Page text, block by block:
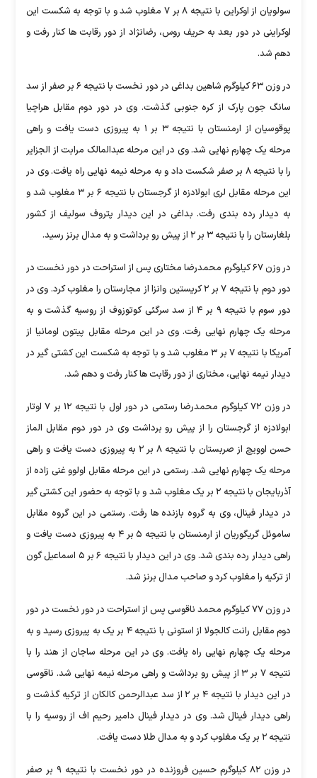
سولویان از اوکراین با نتیجه ۸ بر ۷ مغلوب شد و با توجه به شکست این
اوکراینی در دور بعد به حریف روس، رضانژاد از دور رقابت ها کنار رفت و
دهم شد.
در وزن ۶۳ کیلوگرم شاهین بداغی در دور نخست با نتیجه ۶ بر صفر از سد
سانگ جون پارک از کره جنوبی گذشت. وی در دور دوم مقابل هراچیا
پوقوسیان از ارمنستان با نتیجه ۳ بر ۱ به پیروزی دست یافت و راهی
مرحله یک چهارم نهایی شد. وی در این مرحله عبدالمالک مرابت از الجزایر
را با نتیجه ۸ بر صفر شکست داد و به مرحله نیمه نهایی راه یافت. وی در
این مرحله مقابل لری ابولادزه از گرجستان با نتیجه ۶ بر ۳ مغلوب شد و
به دیدار رده بندی رفت. بداغی در این دیدار پتروف سولیف از کشور
بلغارستان را با نتیجه ۳ بر ۲ از پیش رو برداشت و به مدال برنز رسید.
در وزن ۶۷ کیلوگرم محمدرضا مختاری پس از استراحت در دور نخست در
دور دوم با نتیجه ۷ بر ۲ کریستین وانزا از مجارستان را مغلوب کرد. وی در
دور سوم با نتیجه ۹ بر ۴ از سد سرگئی کوتوزوف از روسیه گذشت و به
مرحله یک چهارم نهایی رفت. وی در این مرحله مقابل پیتون اومانیا از
آمریکا با نتیجه ۷ بر ۳ مغلوب شد و با توجه به شکست این کشتی گیر در
دیدار نیمه نهایی، مختاری از دور رقابت ها کنار رفت و دهم شد.
در وزن ۷۲ کیلوگرم محمدرضا رستمی در دور اول با نتیجه ۱۲ بر ۷ اوتار
ابولادزه از گرجستان را از پیش رو برداشت وی در دور دوم مقابل الماز
حسن اوویچ از صربستان با نتیجه ۸ بر ۲ به پیروزی دست یافت و راهی
مرحله یک چهارم نهایی شد. رستمی در این مرحله مقابل اولوو غنی زاده از
آذربایجان با نتیجه ۲ بر یک مغلوب شد و با توجه به حضور این کشتی گیر
در دیدار فینال، وی به گروه بازنده ها رفت. رستمی در این گروه مقابل
ساموئل گریگوریان از ارمنستان با نتیجه ۵ بر ۴ به پیروزی دست یافت و
راهی دیدار رده بندی شد. وی در این دیدار با نتیجه ۶ بر ۵ اسماعیل گون
از ترکیه را مغلوب کرد و صاحب مدال برنز شد.
در وزن ۷۷ کیلوگرم محمد ناقوسی پس از استراحت در دور نخست در دور
دوم مقابل رانت کالجولا از استونی با نتیجه ۴ بر یک به پیروزی رسید و به
مرحله یک چهارم نهایی راه یافت. وی در این مرحله ساجان از هند را با
نتیجه ۷ بر ۳ از پیش رو برداشت و راهی مرحله نیمه نهایی شد. ناقوسی
در این دیدار با نتیجه ۴ بر ۲ از سد عبدالرحمن کالکان از ترکیه گذشت و
راهی دیدار فینال شد. وی در دیدار فینال دامیر رحیم اف از روسیه را با
نتیجه ۲ بر یک مغلوب کرد و به مدال طلا دست یافت.
در وزن ۸۲ کیلوگرم حسین فروزنده در دور نخست با نتیجه ۹ بر صفر